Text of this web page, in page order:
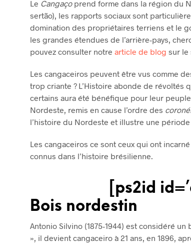
Le Cangaço prend forme dans la région du
sertão), les rapports sociaux sont
domination des propriétaires terriens et le
les grandes étendues de l’arrière-pays,
pouvez consulter notre article de blog sur le
Les cangaceiros peuvent être vus comme
trop criante ? L’Histoire abonde de révoltés
certains aura été bénéfique pour leur
Nordeste, remis en cause l’ordre des
l’histoire du Nordeste et illustre une
Les cangaceiros ce sont ceux qui ont
connus dans l’histoire brésilienne.
[ps2id
Bois nordestin
Antonio Silvino (1875-1944) est considéré
», il devient cangaceiro à 21 ans, en 1896,